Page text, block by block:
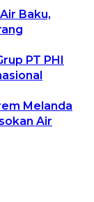
Baku,
PT PHI
Melanda
Air